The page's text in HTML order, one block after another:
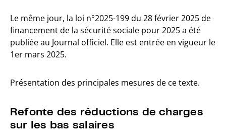
Le même jour, la loi n°2025-199 du 28 février 2025 de
financement de la sécurité sociale pour 2025 a été
publiée au Journal officiel. Elle est entrée en vigueur le
1er mars 2025.
Présentation des principales mesures de ce texte.
Refonte des réductions de charges
sur les bas salaires